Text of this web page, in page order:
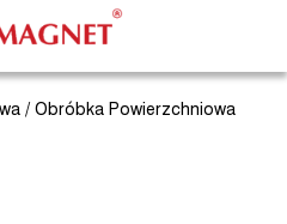
/ Obróbka Powierzchniowa